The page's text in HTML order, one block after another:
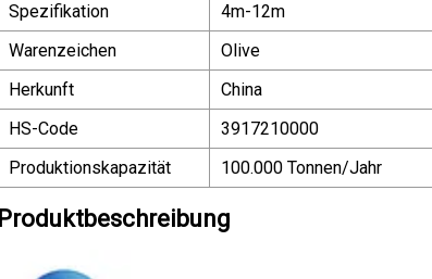
Spezifikation
4m-12m
Warenzeichen
Olive
Herkunft
China
HS-Code
3917210000
Produktionskapazität
100.000 Tonnen/Jahr
Produktbeschreibung